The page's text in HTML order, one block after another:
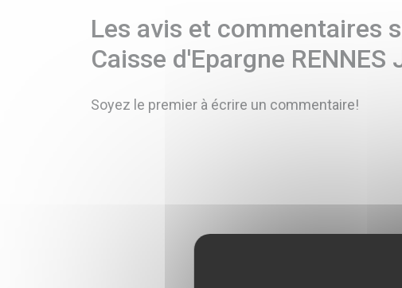
Les avis et commentaires
Caisse d'Epargne RENNES
Soyez le premier à écrire un commentaire!